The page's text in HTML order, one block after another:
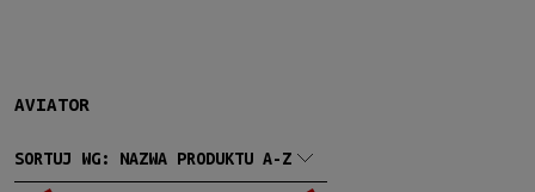
Damskie (157)
AVIATOR
SORTUJ WG: NAZWA PRODUKTU A-Z